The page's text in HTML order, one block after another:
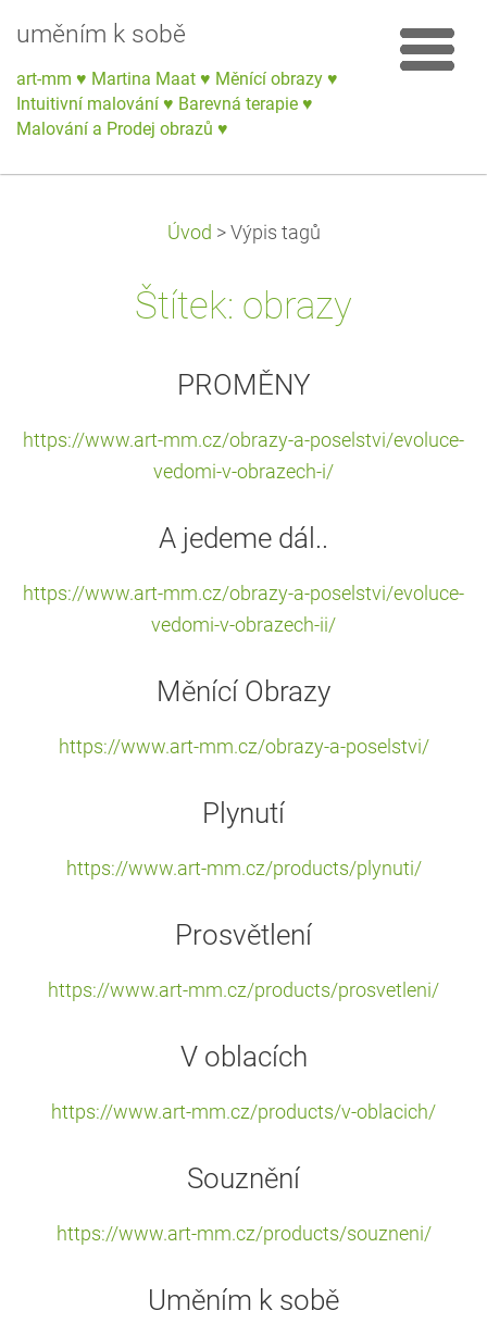
uměním k sobě
art-mm ♥ Martina Maat ♥ Měnící obrazy ♥
Intuitivní malování ♥ Barevná terapie ♥
Malování a Prodej obrazů ♥
Úvod > Výpis tagů
Štítek: obrazy
PROMĚNY
https://www.art-mm.cz/obrazy-a-poselstvi/evoluce-
vedomi-v-obrazech-i/
A jedeme dál..
https://www.art-mm.cz/obrazy-a-poselstvi/evoluce-
vedomi-v-obrazech-ii/
Měnící Obrazy
https://www.art-mm.cz/obrazy-a-poselstvi/
Plynutí
https://www.art-mm.cz/products/plynuti/
Prosvětlení
https://www.art-mm.cz/products/prosvetleni/
V oblacích
https://www.art-mm.cz/products/v-oblacich/
Souznění
https://www.art-mm.cz/products/souzneni/
Uměním k sobě